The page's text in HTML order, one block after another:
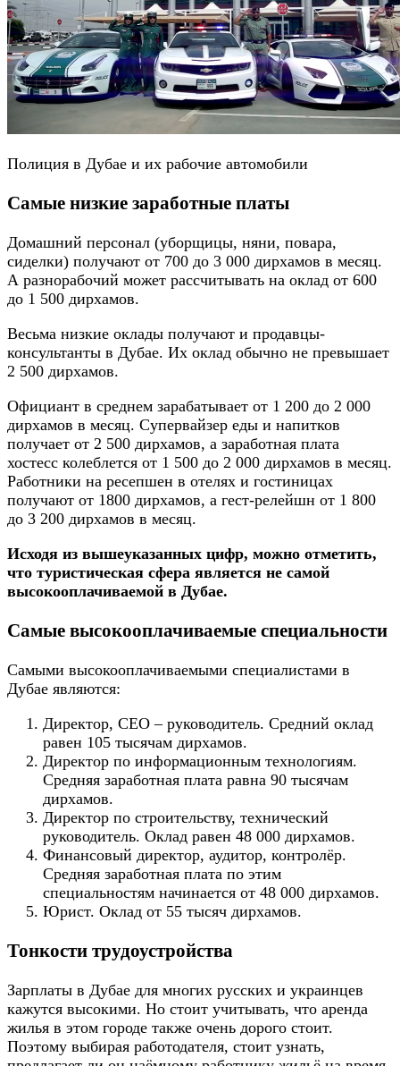
Полиция в Дубае и их рабочие автомобили
Самые низкие заработные платы
Домашний персонал (уборщицы, няни, повара,
сиделки) получают от 700 до 3 000 дирхамов в месяц.
А разнорабочий может рассчитывать на оклад от 600
до 1 500 дирхамов.
Весьма низкие оклады получают и продавцы-
консультанты в Дубае. Их оклад обычно не превышает
2 500 дирхамов.
Официант в среднем зарабатывает от 1 200 до 2 000
дирхамов в месяц. Супервайзер еды и напитков
получает от 2 500 дирхамов, а заработная плата
хостесс колеблется от 1 500 до 2 000 дирхамов в месяц.
Работники на ресепшен в отелях и гостиницах
получают от 1800 дирхамов, а гест-релейшн от 1 800
до 3 200 дирхамов в месяц.
Исходя из вышеуказанных цифр, можно отметить,
что туристическая сфера является не самой
высокооплачиваемой в Дубае.
Самые высокооплачиваемые специальности
Самыми высокооплачиваемыми специалистами в
Дубае являются:
Директор, СЕО – руководитель. Средний оклад
равен 105 тысячам дирхамов.
Директор по информационным технологиям.
Средняя заработная плата равна 90 тысячам
дирхамов.
Директор по строительству, технический
руководитель. Оклад равен 48 000 дирхамов.
Финансовый директор, аудитор, контролёр.
Средняя заработная плата по этим
специальностям начинается от 48 000 дирхамов.
Юрист. Оклад от 55 тысяч дирхамов.
Тонкости трудоустройства
Зарплаты в Дубае для многих русских и украинцев
кажутся высокими. Но стоит учитывать, что аренда
жилья в этом городе также очень дорого стоит.
Поэтому выбирая работодателя, стоит узнать,